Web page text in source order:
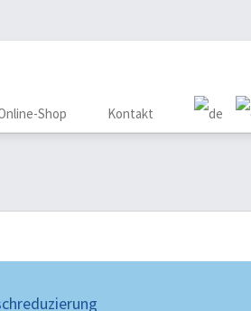
Shop Kontakt